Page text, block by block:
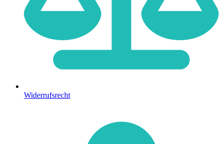
Widerrufsrecht